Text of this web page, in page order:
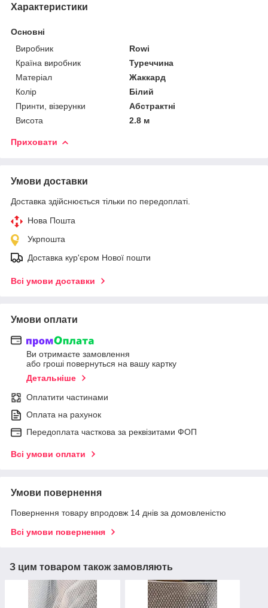
Характеристики
Основні
Виробник
Rowi
Країна виробник
Туреччина
Матеріал
Жаккард
Колір
Білий
Принти, візерунки
Абстрактні
Висота
2.8 м
Приховати
Умови доставки
Доставка здійснюється тільки по передоплаті.
Нова Пошта
Укрпошта
Доставка кур'єром Нової пошти
Всі умови доставки
Умови оплати
Ви отримаєте замовлення
або гроші повернуться на вашу картку
Детальніше
Оплатити частинами
Оплата на рахунок
Передоплата часткова за реквізитами ФОП
Всі умови оплати
Умови повернення
Повернення товару впродовж 14 днів за домовленістю
Всі умови повернення
З цим товаром також замовляють